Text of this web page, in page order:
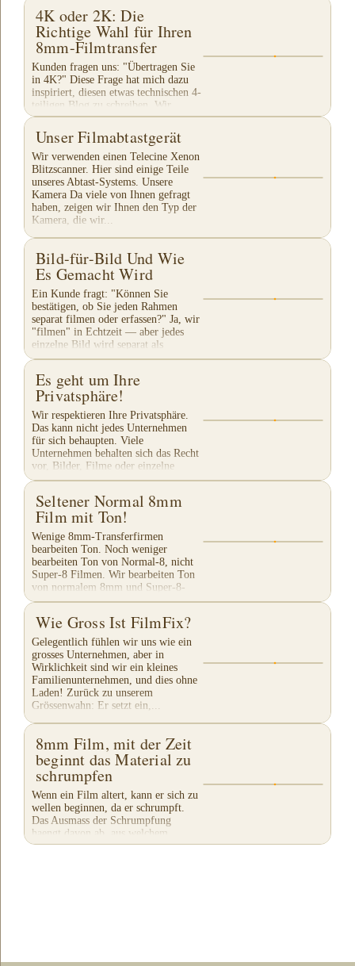
4K oder 2K: Die
Richtige Wahl für Ihren
8mm-Filmtransfer
Kunden fragen uns: "Übertragen Sie
in 4K?" Diese Frage hat mich dazu
inspiriert, diesen etwas technischen 4-
teiligen Blog zu schreiben. Wir
führen keinen 4K-Transfer von 8mm-
Filmen durch...
Unser Filmabtastgerät
Wir verwenden einen Telecine Xenon
Blitzscanner. Hier sind einige Teile
unseres Abtast-Systems. Unsere
Kamera Da viele von Ihnen gefragt
haben, zeigen wir Ihnen den Typ der
Kamera, die wir...
Bild-für-Bild Und Wie
Es Gemacht Wird
Ein Kunde fragt: "Können Sie
bestätigen, ob Sie jeden Rahmen
separat filmen oder erfassen?" Ja, wir
"filmen" in Echtzeit — aber jedes
einzelne Bild wird separat als
individuelles...
Es geht um Ihre
Privatsphäre!
Wir respektieren Ihre Privatsphäre.
Das kann nicht jedes Unternehmen
für sich behaupten. Viele
Unternehmen behalten sich das Recht
vor, Bilder, Filme oder einzelne
Ausschnitte Ihres...
Seltener Normal 8mm
Film mit Ton!
Wenige 8mm-Transferfirmen
bearbeiten Ton. Noch weniger
bearbeiten Ton von Normal-8, nicht
Super-8 Filmen. Wir bearbeiten Ton
von normalem 8mm und Super-8-
Film. Und das ohne zusätzliche...
Wie Gross Ist FilmFix?
Gelegentlich fühlen wir uns wie ein
grosses Unternehmen, aber in
Wirklichkeit sind wir ein kleines
Familienunternehmen, und dies ohne
Laden! Zurück zu unserem
Grössenwahn: Er setzt ein,...
8mm Film, mit der Zeit
beginnt das Material zu
schrumpfen
Wenn ein Film altert, kann er sich zu
wellen beginnen, da er schrumpft.
Das Ausmass der Schrumpfung
haengt davon ab, aus welchem
Material der Film besteht und unter